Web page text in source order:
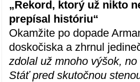
„Rekord, ktorý už nikto
prepísal históriu“
Okamžite po dopade
doskočiska a zhrnul
zdolal už mnoho výšok,
Stáť pred skutočnou